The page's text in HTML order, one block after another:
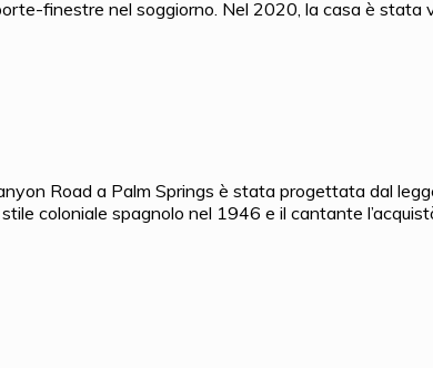
finestre nel soggiorno. Nel 2020, la casa è stata
Road a Palm Springs è stata progettata dal
coloniale spagnolo nel 1946 e il cantante